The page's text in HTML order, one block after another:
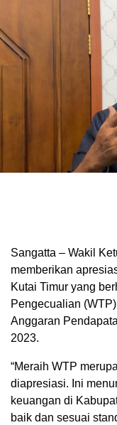
Sangatta – Wakil
memberikan
Kutai Timur yang
Pengecualian
Anggaran
2023.
“Meraih WTP
diapresiasi. Ini
keuangan di
baik dan sesuai